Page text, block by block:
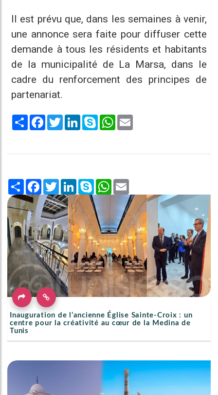
Il est prévu que, dans les semaines à venir,
une annonce sera faite pour diffuser cette
demande à tous les résidents et habitants
de la municipalité de La Marsa, dans le
cadre du renforcement des principes de
partenariat.
Share Facebook
TwitterLinkedInSkype WhatsApp
Share Facebook
TwitterLinkedInSkype WhatsApp
Inauguration de l’ancienne Église Sainte-Croix : un
centre pour la créativité au cœur de la Medina de
Tunis